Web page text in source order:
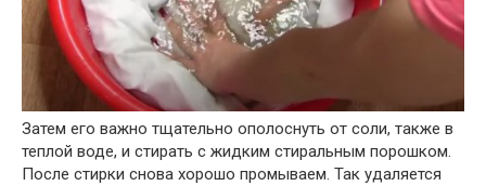
Затем его важно тщательно ополоснуть от соли, также в
теплой воде, и стирать с жидким стиральным порошком.
После стирки снова хорошо промываем. Так удаляется